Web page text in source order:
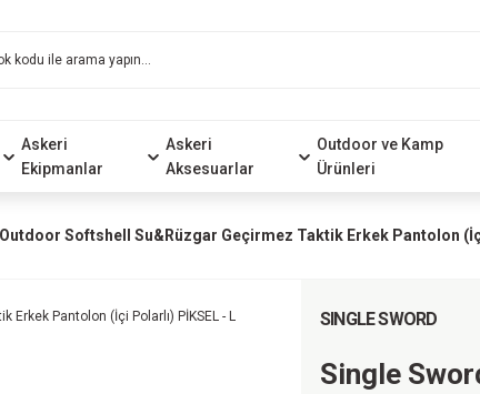
Askeri
Ekipmanlar
Askeri
Aksesuarlar
Outdoor ve Kamp
Ürünleri
Softshell Su&Rüzgar Geçirmez Taktik Erkek Pantolon
SINGLE SWORD
Single